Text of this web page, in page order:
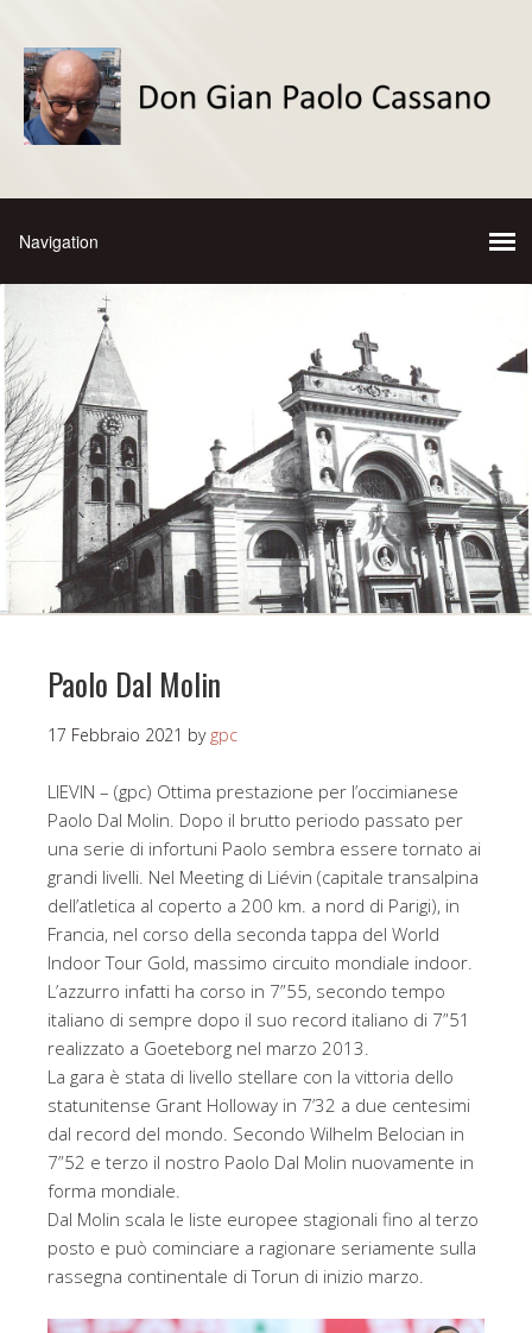
Paolo Dal Molin
17 Febbraio 2021 by gpc
LIEVIN – (gpc) Ottima prestazione per l’occimianese
Paolo Dal Molin. Dopo il brutto periodo passato per
una serie di infortuni Paolo sembra essere tornato ai
grandi livelli. Nel Meeting di Liévin (capitale transalpina
dell’atletica al coperto a 200 km. a nord di Parigi), in
Francia, nel corso della seconda tappa del World
Indoor Tour Gold, massimo circuito mondiale indoor.
L’azzurro infatti ha corso in 7”55, secondo tempo
italiano di sempre dopo il suo record italiano di 7”51
realizzato a Goeteborg nel marzo 2013.
La gara è stata di livello stellare con la vittoria dello
statunitense Grant Holloway in 7’32 a due centesimi
dal record del mondo. Secondo Wilhelm Belocian in
7”52 e terzo il nostro Paolo Dal Molin nuovamente in
forma mondiale.
Dal Molin scala le liste europee stagionali fino al terzo
posto e può cominciare a ragionare seriamente sulla
rassegna continentale di Torun di inizio marzo.